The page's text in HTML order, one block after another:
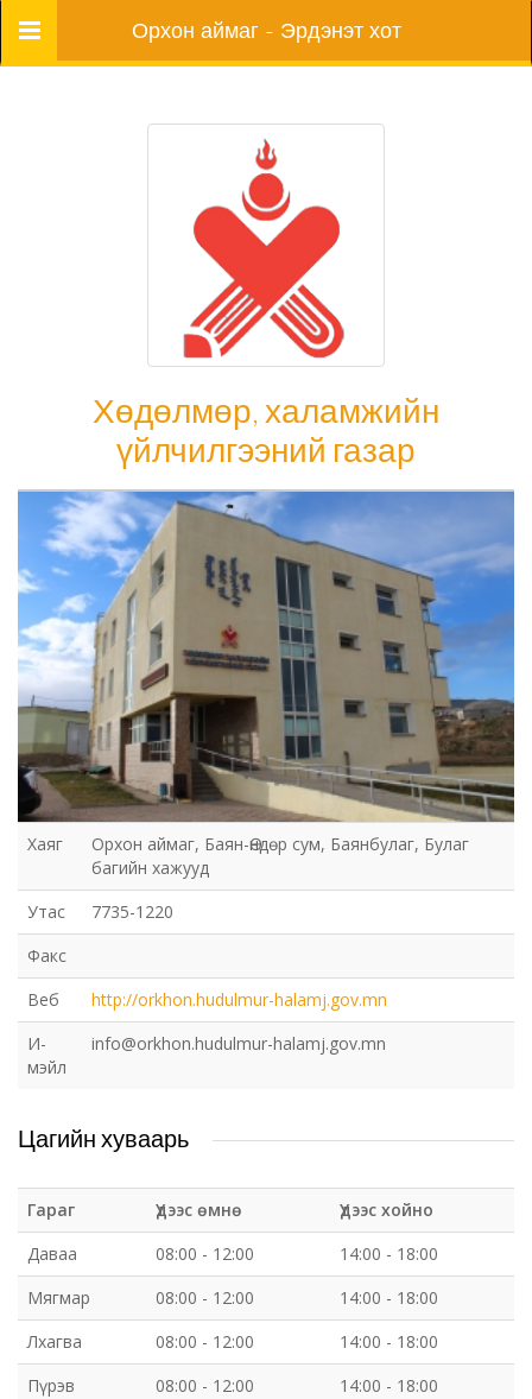
Цэс Орхон аймаг - Эрдэнэт хот
Хөдөлмөр, халамжийн
үйлчилгээний газар
Хөдөлмөр, халамжийн үйлчилгээний газар
Хаяг
Орхон аймаг, Баян-Өндөр сум, Баянбулаг, Булаг
багийн хажууд
Утас
7735-1220
Факс
Веб
http://orkhon.hudulmur-halamj.gov.mn
И-
мэйл
info@orkhon.hudulmur-halamj.gov.mn
Цагийн хуваарь
Гараг Үдээс өмнө
Үдээс хойно
Даваа
08:00 - 12:00
14:00 - 18:00
Мягмар
08:00 - 12:00
14:00 - 18:00
Лхагва
08:00 - 12:00
14:00 - 18:00
Пүрэв
08:00 - 12:00
14:00 - 18:00